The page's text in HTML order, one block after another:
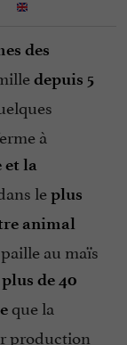
des
depuis 5
à
et la
leplus
animal
au maïs
plus de 40
que la
production